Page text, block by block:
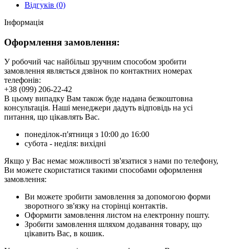
Відгуків (0)
Інформація
Оформлення замовлення:
У робочий час найбільш зручним способом зробити
замовлення являється дзвінок по контактних номерах
телефонів:
+38 (099) 206-22-42
В цьому випадку Вам також буде надана безкоштовна
консультація. Наші менеджери дадуть відповідь на усі
питання, що цікавлять Вас.
понеділок-п'ятниця з 10:00 до 16:00
субота - неділя: вихідні
Якщо у Вас немає можливості зв'язатися з нами по телефону,
Ви можете скористатися такими способами оформлення
замовлення:
Ви можете зробити замовлення за допомогою форми
зворотного зв'язку на сторінці контактів.
Оформити замовлення листом на електронну пошту.
Зробити замовлення шляхом додавання товару, що
цікавить Вас, в кошик.